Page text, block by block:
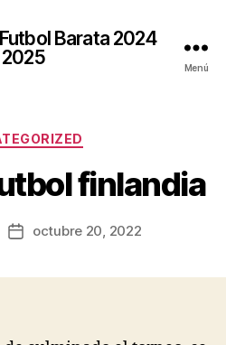
Barata 2024
2025
Menú
Categorías
finlandia
Fechaoctubre 20, 2022